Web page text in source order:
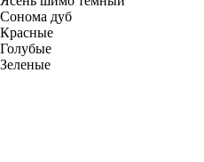
Сонома дуб
Красные
Голубые
Зеленые